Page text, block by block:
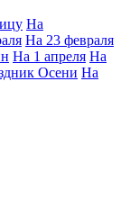
На
На 23 февраля
На 1 апреля На
Осени На